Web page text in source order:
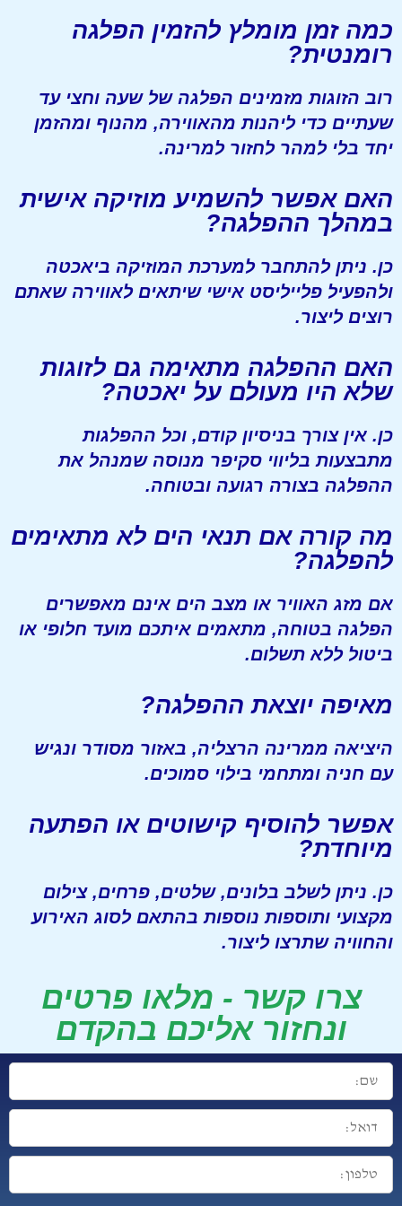
כמה זמן מומלץ להזמין הפלגה
רומנטית?
רוב הזוגות מזמינים הפלגה של שעה וחצי עד
שעתיים כדי ליהנות מהאווירה, מהנוף ומהזמן
יחד בלי למהר לחזור למרינה.
האם אפשר להשמיע מוזיקה אישית
במהלך ההפלגה?
כן. ניתן להתחבר למערכת המוזיקה ביאכטה
ולהפעיל פלייליסט אישי שיתאים לאווירה שאתם
רוצים ליצור.
האם ההפלגה מתאימה גם לזוגות
שלא היו מעולם על יאכטה?
כן. אין צורך בניסיון קודם, וכל ההפלגות
מתבצעות בליווי סקיפר מנוסה שמנהל את
ההפלגה בצורה רגועה ובטוחה.
מה קורה אם תנאי הים לא מתאימים
להפלגה?
אם מזג האוויר או מצב הים אינם מאפשרים
הפלגה בטוחה, מתאמים איתכם מועד חלופי או
ביטול ללא תשלום.
מאיפה יוצאת ההפלגה?
היציאה ממרינה הרצליה, באזור מסודר ונגיש
עם חניה ומתחמי בילוי סמוכים.
אפשר להוסיף קישוטים או הפתעה
מיוחדת?
כן. ניתן לשלב בלונים, שלטים, פרחים, צילום
מקצועי ותוספות נוספות בהתאם לסוג האירוע
והחוויה שתרצו ליצור.
צרו קשר - מלאו פרטים
ונחזור אליכם בהקדם
שם:
דואל:
טלפון: